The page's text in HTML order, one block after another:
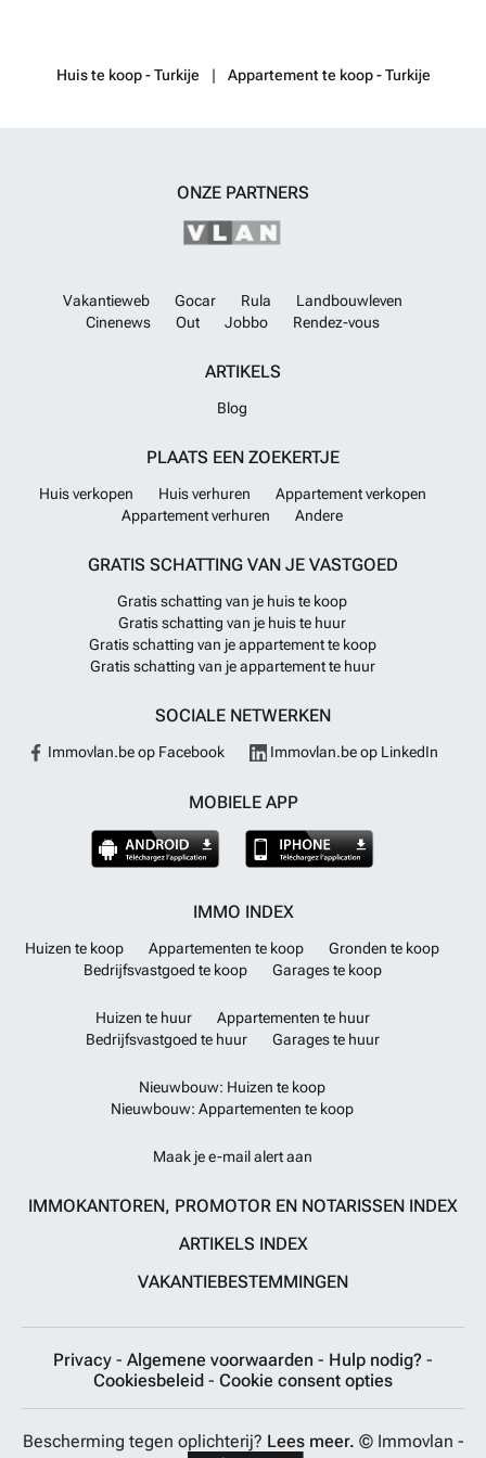
is voor de financiële planning van potentiële kopers. Gelegen in
met nabijheid van diverse faciliteiten en diensten. Voor verdere
informatie of het plannen van een bezoek, nodigen wij
geïnteresseerden uit contact op te nemen met de verkoper via
nieuwbouwvastgoed binnen deze regio.
Meer weten?
Huis te koop - Turkije Appartement te koop - Turkije
ONZE PARTNERS
Vakantieweb Gocar Rula
Landbouwleven
Cinenews
Out Jobbo Rendez-vous
ARTIKELS
Blog
PLAATS EEN ZOEKERTJE
Huis verkopen Huis verhuren
Appartement verkopen
Appartement verhuren
Andere
GRATIS SCHATTING VAN JE VASTGOED
Gratis schatting van je huis te koop
Gratis schatting van je huis te huur
Gratis schatting van je appartement te koop
Gratis schatting van je appartement te huur
SOCIALE NETWERKEN
Immovlan.be op Facebook Immovlan.be op LinkedIn
MOBIELE APP
IMMO INDEX
Huizen te koop Appartementen te koop
Gronden te koop
Bedrijfsvastgoed te koop
Garages te koop
Huizen te huur
Appartementen te huur
Bedrijfsvastgoed te huur
Garages te huur
Nieuwbouw: Huizen te koop
Nieuwbouw: Appartementen te koop
Maak je e-mail alert aan
IMMOKANTOREN, PROMOTOR EN NOTARISSEN INDEX
ARTIKELS INDEX
VAKANTIEBESTEMMINGEN
Privacy - Algemene voorwaarden - Hulp nodig? -
Cookiesbeleid - Cookie consent opties
Bescherming tegen oplichterij? Lees meer. © Immovlan -